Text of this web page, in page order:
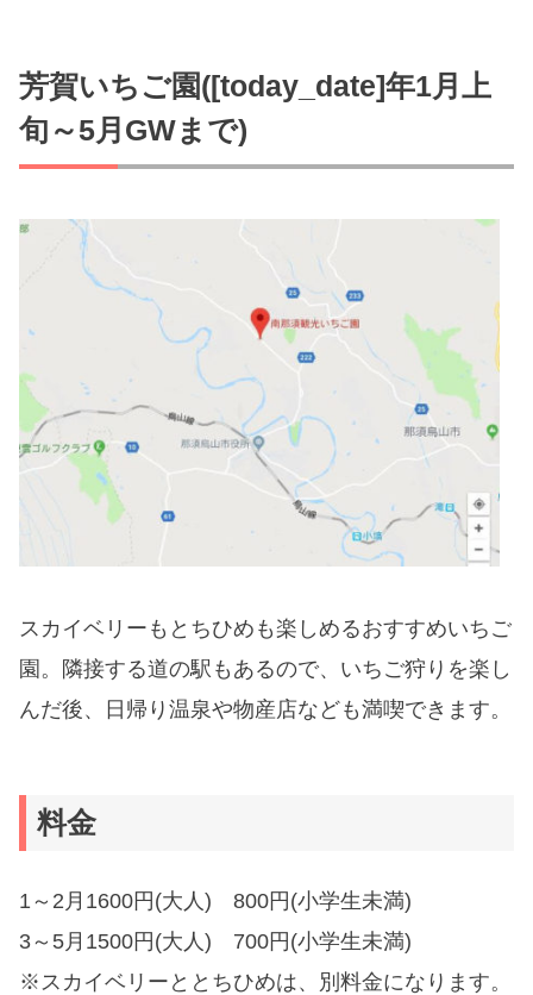
芳賀いちご園([today_date]年1月上
旬～5月GWまで)
スカイベリーもとちひめも楽しめるおすすめいちご
園。隣接する道の駅もあるので、いちご狩りを楽し
んだ後、日帰り温泉や物産店なども満喫できます。
料金
1～2月1600円(大人) 800円(小学生未満)
3～5月1500円(大人) 700円(小学生未満)
※スカイベリーととちひめは、別料金になります。